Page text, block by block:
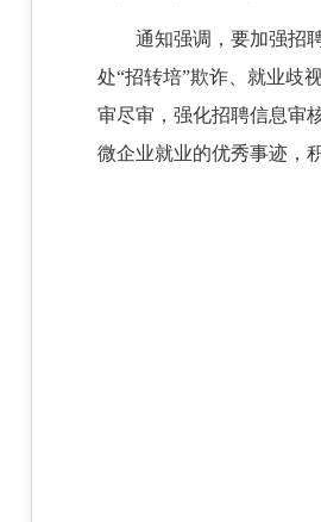
通知强调，要加强招
处“招转培”欺诈、就业歧
审尽审，强化招聘信息审
微企业就业的优秀事迹，